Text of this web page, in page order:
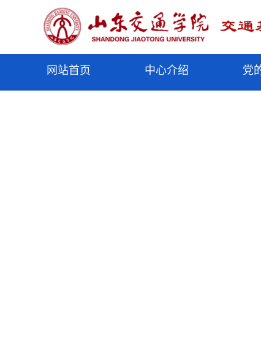
网站首页 中心介绍 党